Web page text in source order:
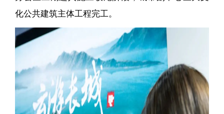
化公共建筑主体工程完工。